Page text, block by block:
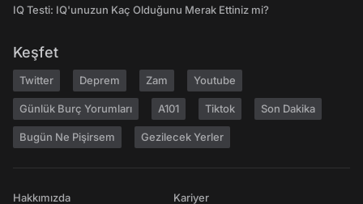
IQ Testi: IQ'unuzun Kaç Olduğunu Merak Ettiniz mi?
Keşfet
Twitter Deprem Zam Youtube
Günlük Burç Yorumları A101 Tiktok Son Dakika
Bugün Ne Pişirsem Gezilecek Yerler
Hakkımızda
Kariyer